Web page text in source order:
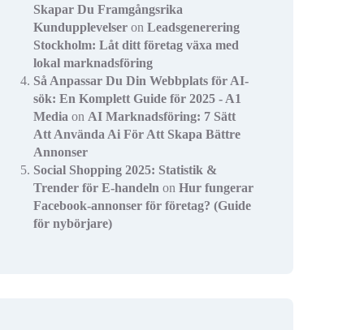
Skapar Du Framgångsrika
Kundupplevelser on Leadsgenerering
Stockholm: Låt ditt företag växa med
lokal marknadsföring
Så Anpassar Du Din Webbplats för AI-
sök: En Komplett Guide för 2025 - A1
Media on AI Marknadsföring: 7 Sätt
Att Använda Ai För Att Skapa Bättre
Annonser
Social Shopping 2025: Statistik &
Trender för E-handeln on Hur fungerar
Facebook-annonser för företag? (Guide
för nybörjare)